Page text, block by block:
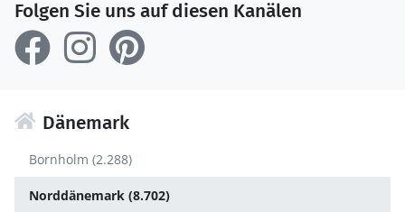
Folgen Sie uns auf diesen Kanälen
Dänemark
Bornholm (2.288)
Norddänemark (8.702)